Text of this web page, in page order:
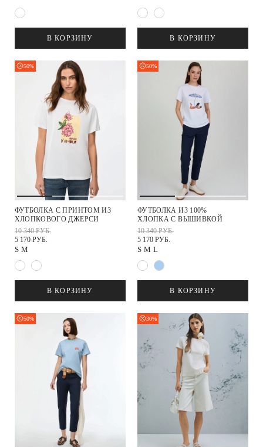
В КОРЗИНУ В КОРЗИНУ
50%
ФУТБОЛКА С ПРИНТОМ ИЗ
ХЛОПКОВОГО ДЖЕРСИ
10 340 РУБ.
5 170 РУБ.
S M
В КОРЗИНУ
50%
ФУТБОЛКА ИЗ 100%
ХЛОПКА С ВЫШИВКОЙ
10 340 РУБ.
5 170 РУБ.
S M L
В КОРЗИНУ
50% 30%